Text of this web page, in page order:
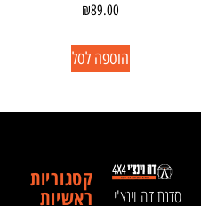
₪89.00
הוספה לסל
סדנת דה וינצ'י
קטגוריות
ראשיות